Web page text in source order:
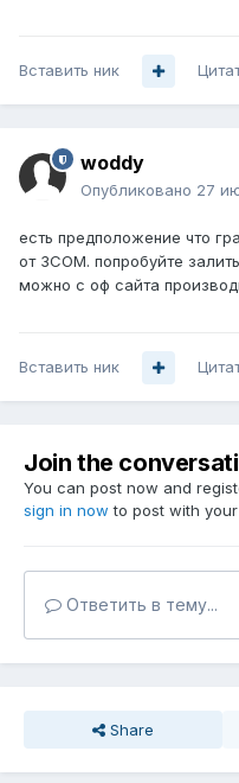
Вставить ник
woddy
Опубликовано 27
есть предположение что
от 3СОМ. попробуйте
можно с оф сайта
Вставить ник
Join the
You can post now and
sign in now to post with
Ответить в тему...
Share